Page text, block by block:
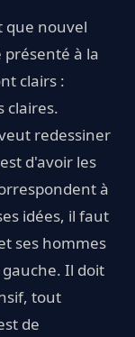
que nouvel
à la
clairs :
claires.
redessiner
d'avoir les
à
idées, il faut
ses hommes
Il doit
tout
de